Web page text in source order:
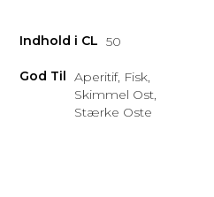
Indhold i CL 50
God Til Aperitif, Fisk,
Skimmel Ost,
Stærke Oste